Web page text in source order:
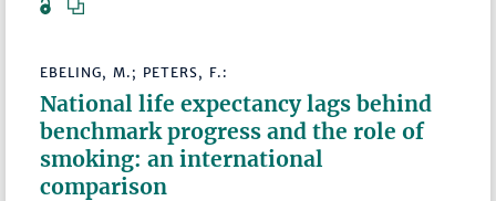
EBELING, M.; PETERS, F.:
National life expectancy lags behind
benchmark progress and the role of
smoking: an international
comparison